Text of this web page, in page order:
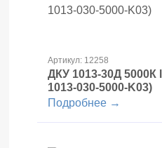
Артикул: 12258
ДКУ 1013-30Д 5000К
1013-030-5000-K03)
Подробнее →